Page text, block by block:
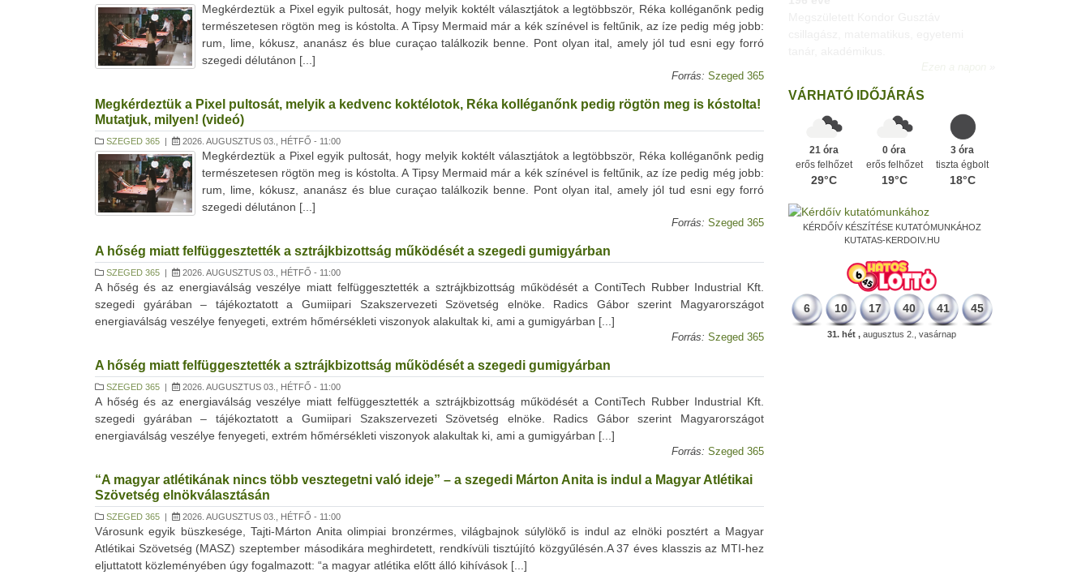
Megkérdeztük a Pixel egyik pultosát, hogy melyik koktélt választjátok a legtöbbször, Réka kolléganőnk pedig
természetesen rögtön meg is kóstolta. A Tipsy Mermaid már a kék színével is feltűnik, az íze pedig még jobb:
rum, lime, kókusz, ananász és blue curaçao találkozik benne. Pont olyan ital, amely jól tud esni egy forró
szegedi délutánon [...]
Forrás: Szeged 365
Megkérdeztük a Pixel pultosát, melyik a kedvenc koktélotok, Réka kolléganőnk pedig rögtön meg is kóstolta!
Mutatjuk, milyen! (videó)
SZEGED 365 | 2026. AUGUSZTUS 03., HÉTFŐ - 11:00
Megkérdeztük a Pixel egyik pultosát, hogy melyik koktélt választjátok a legtöbbször, Réka kolléganőnk pedig
természetesen rögtön meg is kóstolta. A Tipsy Mermaid már a kék színével is feltűnik, az íze pedig még jobb:
rum, lime, kókusz, ananász és blue curaçao találkozik benne. Pont olyan ital, amely jól tud esni egy forró
szegedi délutánon [...]
Forrás: Szeged 365
A hőség miatt felfüggesztették a sztrájkbizottság működését a szegedi gumigyárban
SZEGED 365 | 2026. AUGUSZTUS 03., HÉTFŐ - 11:00
A hőség és az energiaválság veszélye miatt felfüggesztették a sztrájkbizottság működését a ContiTech Rubber Industrial Kft.
szegedi gyárában – tájékoztatott a Gumiipari Szakszervezeti Szövetség elnöke. Radics Gábor szerint Magyarországot
energiaválság veszélye fenyegeti, extrém hőmérsékleti viszonyok alakultak ki, ami a gumigyárban [...]
Forrás: Szeged 365
A hőség miatt felfüggesztették a sztrájkbizottság működését a szegedi gumigyárban
SZEGED 365 | 2026. AUGUSZTUS 03., HÉTFŐ - 11:00
A hőség és az energiaválság veszélye miatt felfüggesztették a sztrájkbizottság működését a ContiTech Rubber Industrial Kft.
szegedi gyárában – tájékoztatott a Gumiipari Szakszervezeti Szövetség elnöke. Radics Gábor szerint Magyarországot
energiaválság veszélye fenyegeti, extrém hőmérsékleti viszonyok alakultak ki, ami a gumigyárban [...]
Forrás: Szeged 365
“A magyar atlétikának nincs több vesztegetni való ideje” – a szegedi Márton Anita is indul a Magyar Atlétikai
Szövetség elnökválasztásán
SZEGED 365 | 2026. AUGUSZTUS 03., HÉTFŐ - 11:00
Városunk egyik büszkesége, Tajti-Márton Anita olimpiai bronzérmes, világbajnok súlylökő is indul az elnöki posztért a Magyar
Atlétikai Szövetség (MASZ) szeptember másodikára meghirdetett, rendkívüli tisztújító közgyűlésén.A 37 éves klasszis az MTI-hez
eljuttatott közleményében úgy fogalmazott: “a magyar atlétika előtt álló kihívások [...]
VÁRHATÓ IDŐJÁRÁS
21 óra
erős felhőzet
29°C
0 óra
erős felhőzet
19°C
3 óra
tiszta égbolt
18°C
KÉRDŐÍV KÉSZÍTÉSE KUTATÓMUNKÁHOZ
KUTATAS-KERDOIV.HU
6 10 17 40 41 45
31. hét , augusztus 2., vasárnap